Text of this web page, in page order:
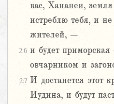
вас, Хананеи,
истреблю тебя, и не
жителей, –
2:6 и будет приморская
овчарником и
2:7 И достанется этот
Иудина, и будут